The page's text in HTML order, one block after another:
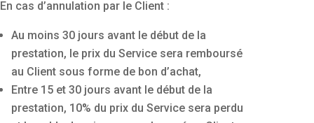
En cas d’annulation par le Client :
Au moins 30 jours avant le début de la
prestation, le prix du Service sera remboursé
au Client sous forme de bon d’achat,
Entre 15 et 30 jours avant le début de la
prestation, 10% du prix du Service sera perdu